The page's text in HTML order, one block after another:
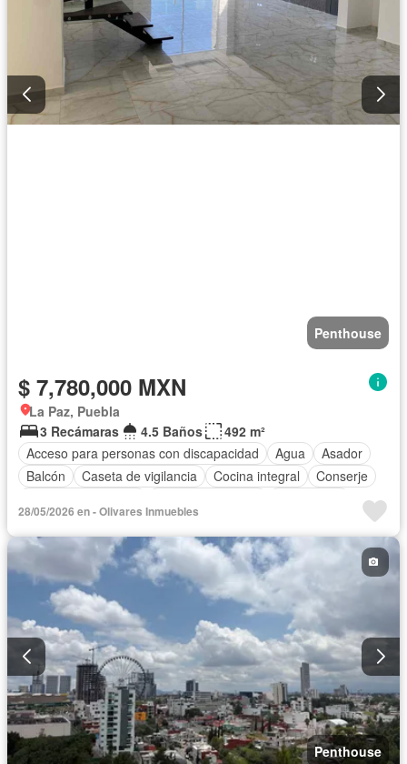
Penthouse
$ 7,780,000 MXN
La Paz, Puebla
3 Recámaras
4.5 Baños
492 m²
Acceso para personas con discapacidad
Agua
Asador
Balcón
Caseta de vigilancia Cocina integral
Conserje
Elevador
Estacionamiento
Recámara con closet
Azotea
Sala polivalente
Seguridad
Terraza Vista panorámica
Zonas verdes
Sin amueblar
28/05/2026 en - Olivares Inmuebles
Penthouse